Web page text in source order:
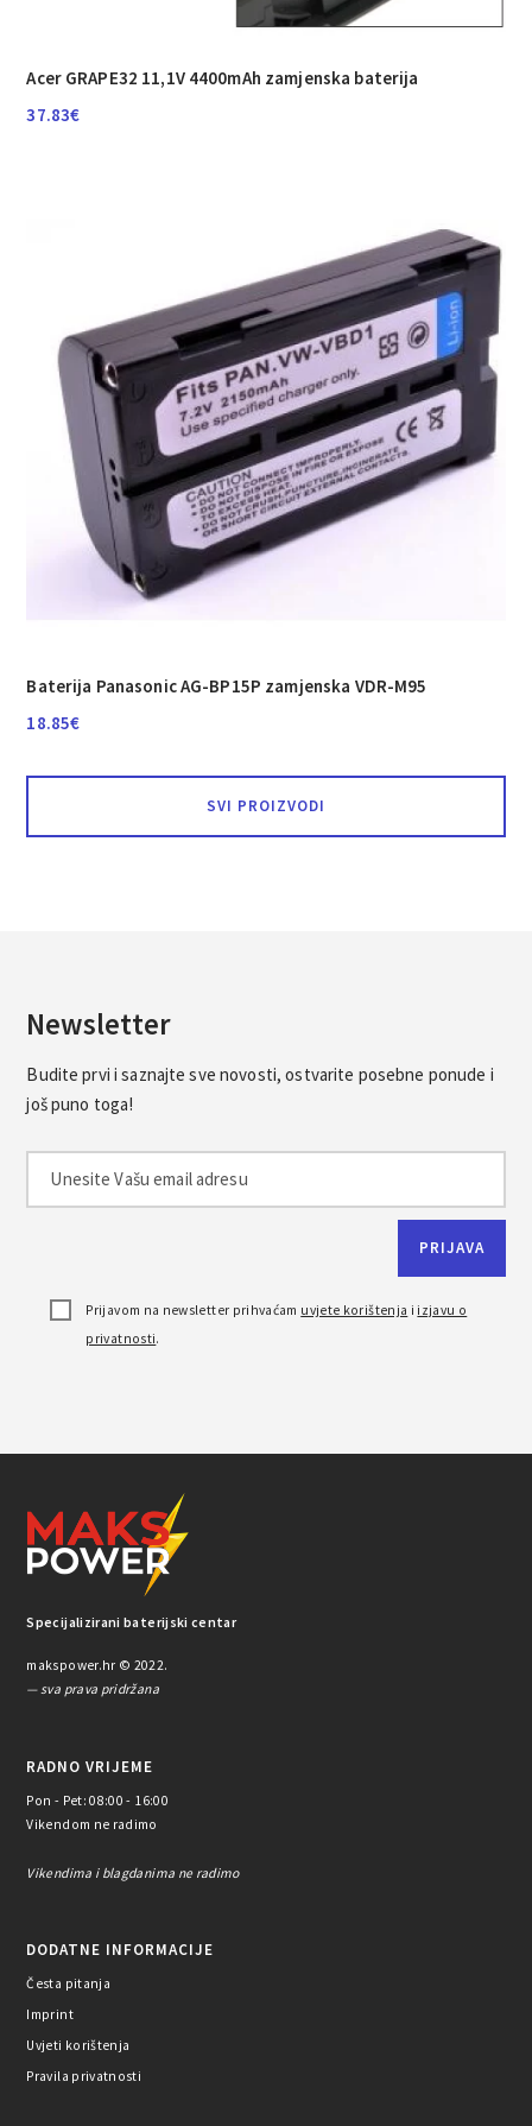
Acer GRAPE32 11,1V 4400mAh zamjenska baterija
37.83€
Baterija Panasonic AG-BP15P zamjenska VDR-M95
18.85€
SVI PROIZVODI
Newsletter
Budite prvi i saznajte sve novosti, ostvarite posebne ponude i
još puno toga!
Prijavom na newsletter prihvaćam uvjete korištenja i izjavu o
privatnosti.
Specijalizirani baterijski centar
makspower.hr © 2022.
— sva prava pridržana
RADNO VRIJEME
Pon - Pet: 08:00 - 16:00
Vikendom ne radimo
Vikendima i blagdanima ne radimo
DODATNE INFORMACIJE
Česta pitanja
Imprint
Uvjeti korištenja
Pravila privatnosti